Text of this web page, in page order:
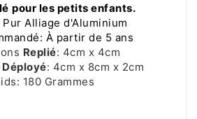
pour les petits enfants.
Alliage d'Aluminium
À partir de 5 ans
Replié: 4cm x 4cm
Déployé: 4cm x 8cm x 2cm
180 Grammes